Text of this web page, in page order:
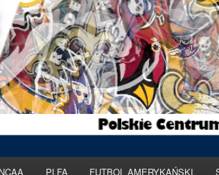
NCAA PLFA FUTBOL AMERYKAŃSKI